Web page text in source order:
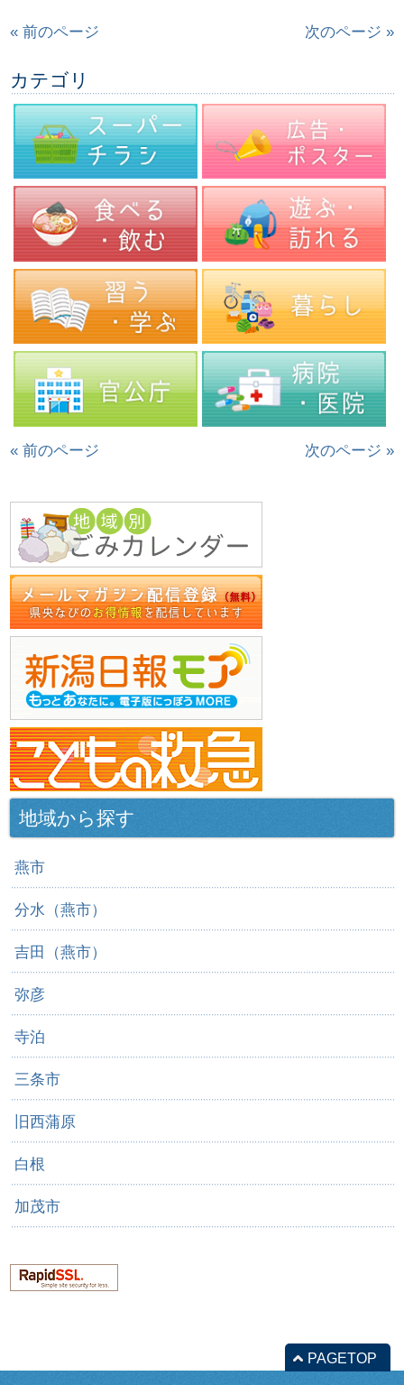
« 前のページ 次のページ »
カテゴリ
« 前のページ 次のページ »
地域から探す
燕市
分水（燕市）
吉田（燕市）
弥彦
寺泊
三条市
旧西蒲原
白根
加茂市
PAGETOP